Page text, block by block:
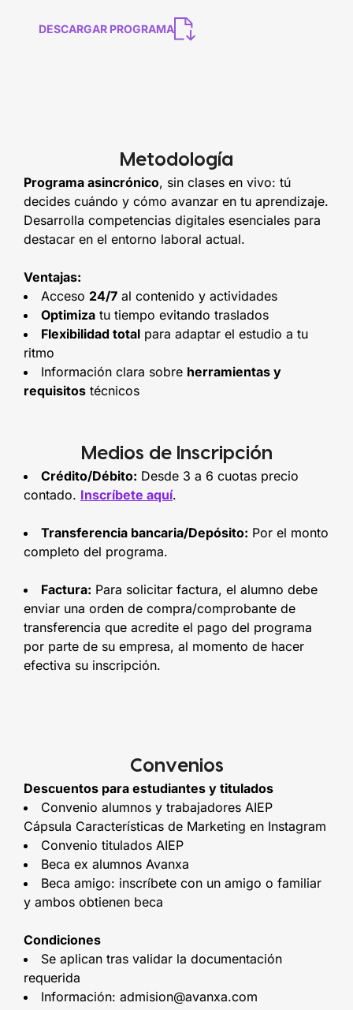
DESCARGAR PROGRAMA
Metodología
Programa asincrónico, sin clases en vivo: tú
decides cuándo y cómo avanzar en tu aprendizaje.
Desarrolla competencias digitales esenciales para
destacar en el entorno laboral actual.
Ventajas:
Acceso 24/7 al contenido y actividades
Optimiza tu tiempo evitando traslados
Flexibilidad total para adaptar el estudio a tu
ritmo
Información clara sobre herramientas y
requisitos técnicos
Medios de Inscripción
Crédito/Débito: Desde 3 a 6 cuotas precio
contado. Inscríbete aquí.
Transferencia bancaria/Depósito: Por el monto
completo del programa.
Factura: Para solicitar factura, el alumno debe
enviar una orden de compra/comprobante de
transferencia que acredite el pago del programa
por parte de su empresa, al momento de hacer
efectiva su inscripción.
Convenios
Descuentos para estudiantes y titulados
Convenio alumnos y trabajadores AIEP
Cápsula Características de Marketing en Instagram
Convenio titulados AIEP
Beca ex alumnos Avanxa
Beca amigo: inscríbete con un amigo o familiar
y ambos obtienen beca
Condiciones
Se aplican tras validar la documentación
requerida
Información: admision@avanxa.com